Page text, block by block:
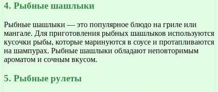
4. Рыбные шашлыки
Рыбные шашлыки — это популярное блюдо на гриле или
мангале. Для приготовления рыбных шашлыков используются
кусочки рыбы, которые маринуются в соусе и протапливаются
на шампурах. Рыбные шашлыки обладают неповторимым
ароматом и сочным вкусом.
5. Рыбные рулеты